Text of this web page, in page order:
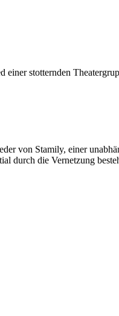
stotternden
von Stamily, einer
durch die Vernetzung